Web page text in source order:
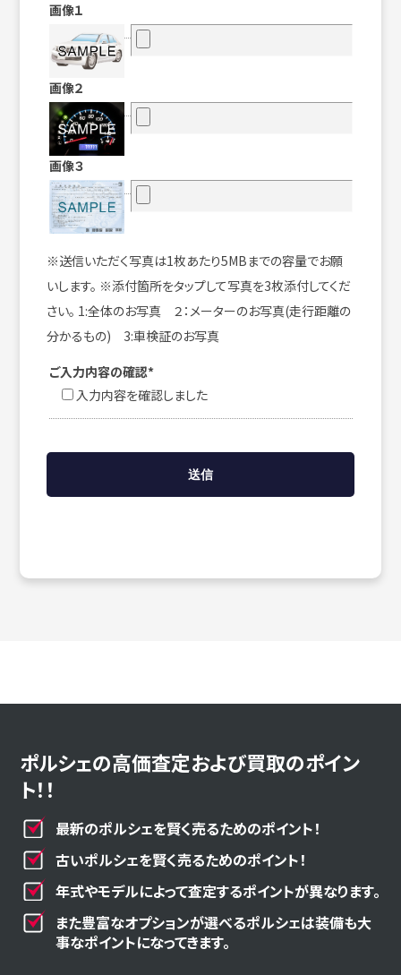
画像１
画像２
画像３
※送信いただく写真は1枚あたり5MBまでの容量でお願
いします。 ※添付箇所をタップして写真を3枚添付してくだ
さい。 1:全体のお写真 ２：メーターのお写真(走行距離の
分かるもの) 3:車検証のお写真
ご入力内容の確認*
入力内容を確認しました
ポルシェの高価査定および買取のポイン
ト！！
最新のポルシェを賢く売るためのポイント！
古いポルシェを賢く売るためのポイント！
年式やモデルによって査定するポイントが異なります。
また豊富なオプションが選べるポルシェは装備も大
事なポイントになってきます。